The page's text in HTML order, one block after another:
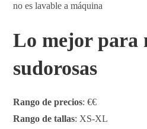
no es lavable a máquina
Lo mejor para
sudorosas
Rango de precios: €€
Rango de tallas: XS-XL